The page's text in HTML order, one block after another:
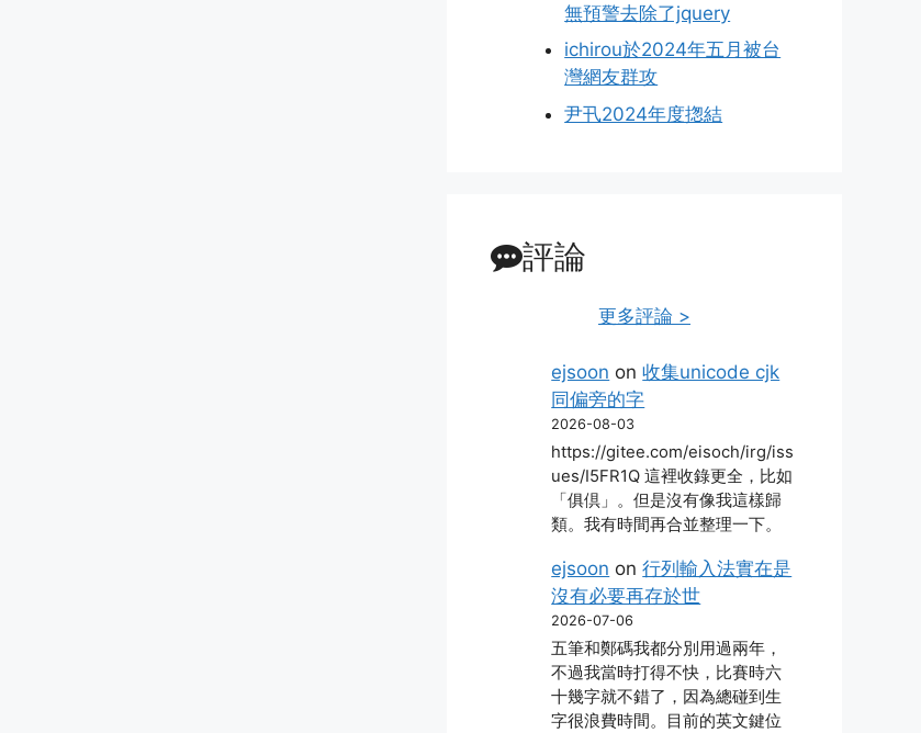
無預警去除了jquery
ichirou於2024年五月被台
灣網友群攻
尹卂2024年度揔結
評論
更多評論 >
ejsoon on收集unicode cjk
同偏旁的字
2026-08-03
https://gitee.com/eisoch/irg/iss
ues/I5FR1Q 這裡收錄更全，比如
「俱倶」。但是沒有像我這樣歸
類。我有時間再合並整理一下。
ejsoon on行列輸入法實在是
沒有必要再存於世
2026-07-06
五筆和鄭碼我都分別用過兩年，
不過我當時打得不快，比賽時六
十幾字就不錯了，因為總碰到生
字很浪費時間。目前的英文鍵位